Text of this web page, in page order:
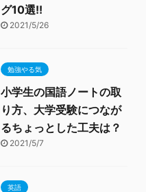
グ10選!!
2021/5/26
勉強やる気
小学生の国語ノートの取
り方、大学受験につなが
るちょっとした工夫は？
2021/5/7
英語